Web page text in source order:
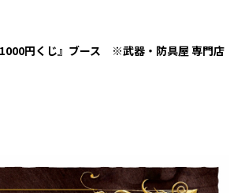
円くじ』ブース ※武器・防具屋 専門店